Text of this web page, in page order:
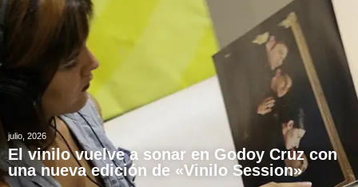
julio, 2026
El vinilo vuelve a sonar en Godoy Cruz con
una nueva edición de «Vinilo Session»